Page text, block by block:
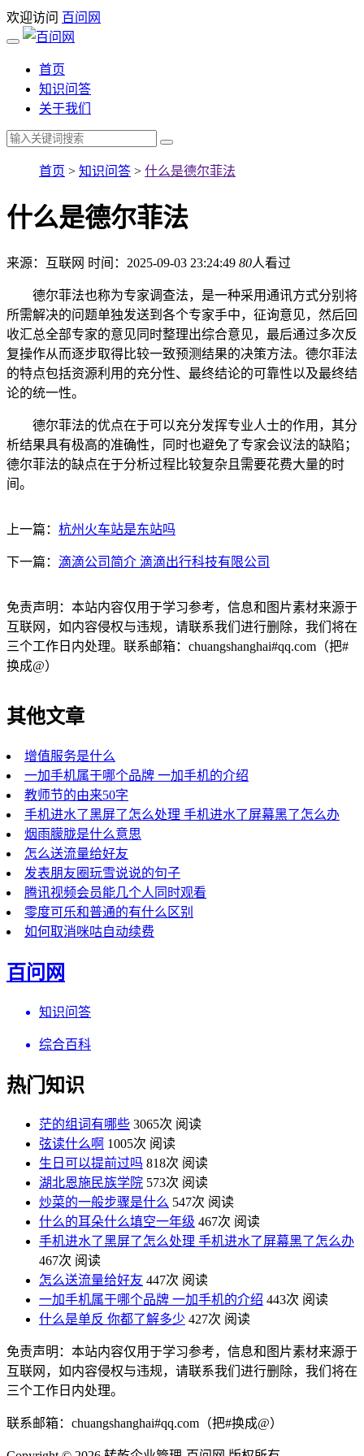
欢迎访问 百问网
首页
知识问答
关于我们
首页 > 知识问答 > 什么是德尔菲法
什么是德尔菲法
来源：互联网 时间：2025-09-03 23:24:49 80人看过
德尔菲法也称为专家调查法，是一种采用通讯方式分别将
所需解决的问题单独发送到各个专家手中，征询意见，然后回
收汇总全部专家的意见同时整理出综合意见，最后通过多次反
复操作从而逐步取得比较一致预测结果的决策方法。德尔菲法
的特点包括资源利用的充分性、最终结论的可靠性以及最终结
论的统一性。
德尔菲法的优点在于可以充分发挥专业人士的作用，其分
析结果具有极高的准确性，同时也避免了专家会议法的缺陷；
德尔菲法的缺点在于分析过程比较复杂且需要花费大量的时
间。
上一篇： 杭州火车站是东站吗
下一篇： 滴滴公司简介 滴滴出行科技有限公司
免责声明：本站内容仅用于学习参考，信息和图片素材来源于
互联网，如内容侵权与违规，请联系我们进行删除，我们将在
三个工作日内处理。联系邮箱：chuangshanghai#qq.com（把#
换成@）
其他文章
增值服务是什么
一加手机属于哪个品牌 一加手机的介绍
教师节的由来50字
手机进水了黑屏了怎么处理 手机进水了屏幕黑了怎么办
烟雨朦胧是什么意思
怎么送流量给好友
发表朋友圈玩雪说说的句子
腾讯视频会员能几个人同时观看
零度可乐和普通的有什么区别
如何取消咪咕自动续费
百问网
知识问答
综合百科
热门知识
茫的组词有哪些 3065次 阅读
弦读什么啊 1005次 阅读
生日可以提前过吗 818次 阅读
湖北恩施民族学院 573次 阅读
炒菜的一般步骤是什么 547次 阅读
什么的耳朵什么填空一年级 467次 阅读
手机进水了黑屏了怎么处理 手机进水了屏幕黑了怎么办
467次 阅读
怎么送流量给好友 447次 阅读
一加手机属于哪个品牌 一加手机的介绍 443次 阅读
什么是单反 你都了解多少 427次 阅读
免责声明：本站内容仅用于学习参考，信息和图片素材来源于
互联网，如内容侵权与违规，请联系我们进行删除，我们将在
三个工作日内处理。
联系邮箱：chuangshanghai#qq.com（把#换成@）